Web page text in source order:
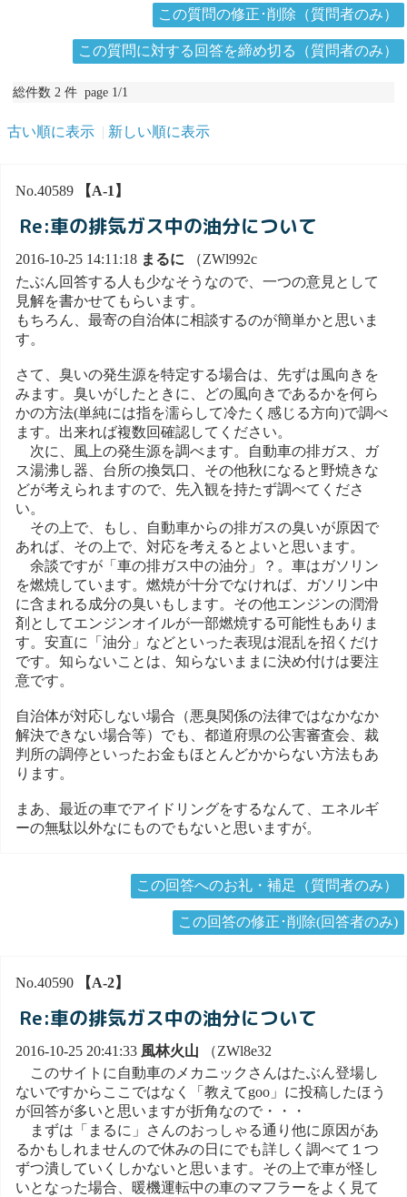
この質問の修正･削除（質問者のみ）
この質問に対する回答を締め切る（質問者のみ）
総件数 2 件 page 1/1
古い順に表示 新しい順に表示
No.40589 【A-1】
Re:車の排気ガス中の油分について
2016-10-25 14:11:18 まるに （ZWl992c
たぶん回答する人も少なそうなので、一つの意見として
見解を書かせてもらいます。
もちろん、最寄の自治体に相談するのが簡単かと思いま
す。
さて、臭いの発生源を特定する場合は、先ずは風向きを
みます。臭いがしたときに、どの風向きであるかを何ら
かの方法(単純には指を濡らして冷たく感じる方向)で調べ
ます。出来れば複数回確認してください。
次に、風上の発生源を調べます。自動車の排ガス、ガ
ス湯沸し器、台所の換気口、その他秋になると野焼きな
どが考えられますので、先入観を持たず調べてくださ
い。
その上で、もし、自動車からの排ガスの臭いが原因で
あれば、その上で、対応を考えるとよいと思います。
余談ですが「車の排ガス中の油分」？。車はガソリン
を燃焼しています。燃焼が十分でなければ、ガソリン中
に含まれる成分の臭いもします。その他エンジンの潤滑
剤としてエンジンオイルが一部燃焼する可能性もありま
す。安直に「油分」などといった表現は混乱を招くだけ
です。知らないことは、知らないままに決め付けは要注
意です。
自治体が対応しない場合（悪臭関係の法律ではなかなか
解決できない場合等）でも、都道府県の公害審査会、裁
判所の調停といったお金もほとんどかからない方法もあ
ります。
まあ、最近の車でアイドリングをするなんて、エネルギ
ーの無駄以外なにものでもないと思いますが。
この回答へのお礼・補足（質問者のみ）
この回答の修正･削除(回答者のみ)
No.40590 【A-2】
Re:車の排気ガス中の油分について
2016-10-25 20:41:33 風林火山 （ZWl8e32
このサイトに自動車のメカニックさんはたぶん登場し
ないですからここではなく「教えてgoo」に投稿したほう
が回答が多いと思いますが折角なので・・・
まずは「まるに」さんのおっしゃる通り他に原因があ
るかもしれませんので休みの日にでも詳しく調べて１つ
ずつ潰していくしかないと思います。その上で車が怪し
いとなった場合、暖機運転中の車のマフラーをよく見て